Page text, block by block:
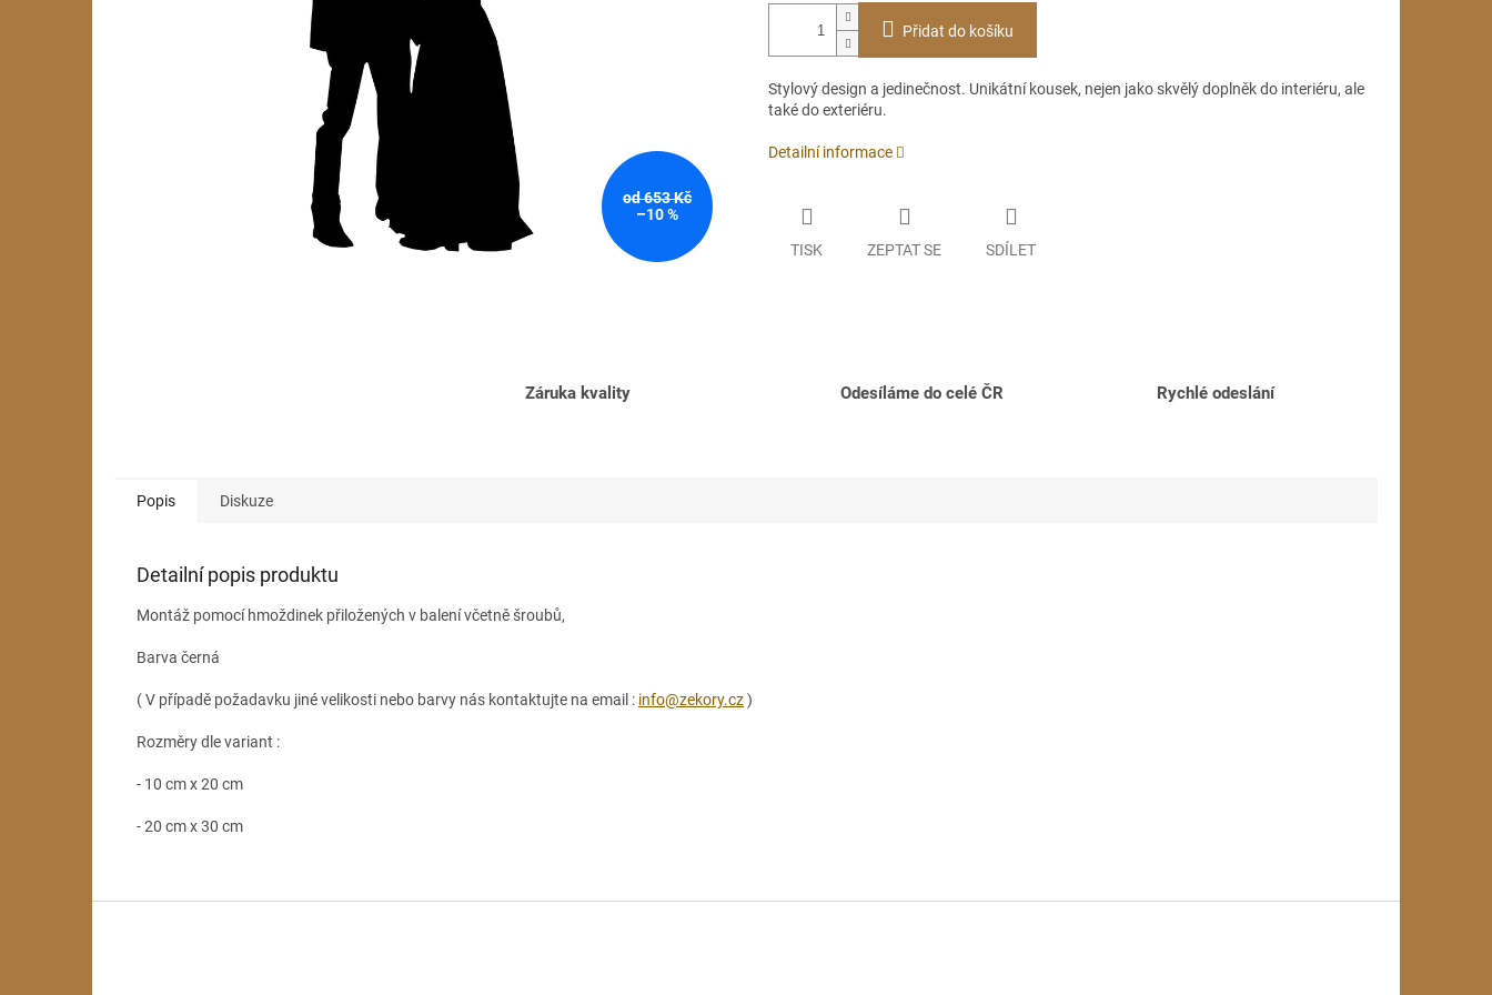
od 653 Kč
–10 %
Přidat do košíku
Stylový design a jedinečnost. Unikátní kousek, nejen jako skvělý doplněk do interiéru, ale
také do exteriéru.
Detailní informace
TISK ZEPTAT SE SDÍLET
Záruka kvality Odesíláme do celé ČR Rychlé odeslání
Popis Diskuze
Detailní popis produktu
Montáž pomocí hmoždinek přiložených v balení včetně šroubů,
Barva černá
( V případě požadavku jiné velikosti nebo barvy nás kontaktujte na email : info@zekory.cz)
Rozměry dle variant :
- 10 cm x 20 cm
- 20 cm x 30 cm